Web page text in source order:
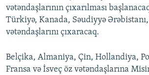
vətəndaşlarının çıxarılması
Türkiyə, Kanada, Səudiyyə
vətəndaşlarını çıxaracaq.
Belçika, Almaniya, Çin, Hollandiya,
Fransa və İsveç öz vətəndaşlarına